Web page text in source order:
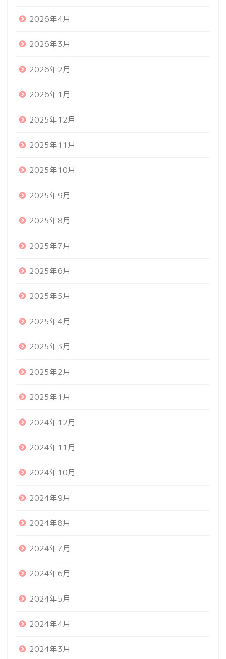
2026年4月
2026年3月
2026年2月
2026年1月
2025年12月
2025年11月
2025年10月
2025年9月
2025年8月
2025年7月
2025年6月
2025年5月
2025年4月
2025年3月
2025年2月
2025年1月
2024年12月
2024年11月
2024年10月
2024年9月
2024年8月
2024年7月
2024年6月
2024年5月
2024年4月
2024年3月